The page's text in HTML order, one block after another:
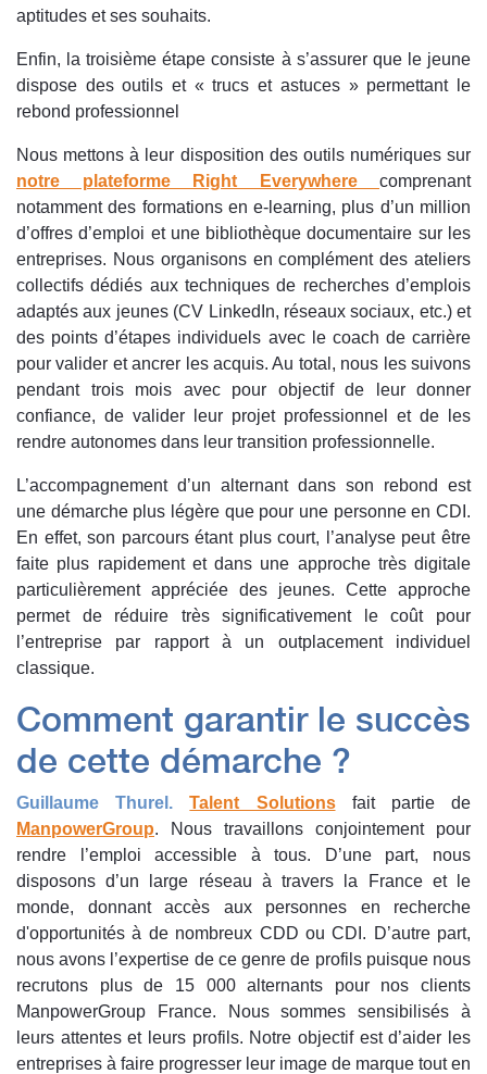
aptitudes et ses souhaits.
Enfin, la troisième étape consiste à s’assurer que le jeune
dispose des outils et « trucs et astuces » permettant le
rebond professionnel
Nous mettons à leur disposition des outils numériques sur
notre plateforme Right Everywhere comprenant
notamment des formations en e-learning, plus d’un million
d’offres d’emploi et une bibliothèque documentaire sur les
entreprises. Nous organisons en complément des ateliers
collectifs dédiés aux techniques de recherches d’emplois
adaptés aux jeunes (CV LinkedIn, réseaux sociaux, etc.) et
des points d’étapes individuels avec le coach de carrière
pour valider et ancrer les acquis. Au total, nous les suivons
pendant trois mois avec pour objectif de leur donner
confiance, de valider leur projet professionnel et de les
rendre autonomes dans leur transition professionnelle.
L’accompagnement d’un alternant dans son rebond est
une démarche plus légère que pour une personne en CDI.
En effet, son parcours étant plus court, l’analyse peut être
faite plus rapidement et dans une approche très digitale
particulièrement appréciée des jeunes. Cette approche
permet de réduire très significativement le coût pour
l’entreprise par rapport à un outplacement individuel
classique.
Comment garantir le succès
de cette démarche ?
Guill aume Thurel.Talent Solutionsfait partie de
ManpowerGroup. Nous travaillons conjointement pour
rendre l’emploi accessible à tous. D’une part, nous
disposons d’un large réseau à travers la France et le
monde, donnant accès aux personnes en recherche
d'opportunités à de nombreux CDD ou CDI. D’autre part,
nous avons l’expertise de ce genre de profils puisque nous
recrutons plus de 15 000 alternants pour nos clients
ManpowerGroup France. Nous sommes sensibilisés à
leurs attentes et leurs profils. Notre objectif est d’aider les
entreprises à faire progresser leur image de marque tout en